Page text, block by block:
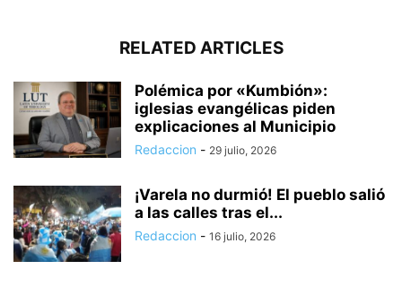
RELATED ARTICLES
Polémica por «Kumbión»:
iglesias evangélicas piden
explicaciones al Municipio
Redaccion - 29 julio, 2026
¡Varela no durmió! El pueblo salió
a las calles tras el...
Redaccion - 16 julio, 2026